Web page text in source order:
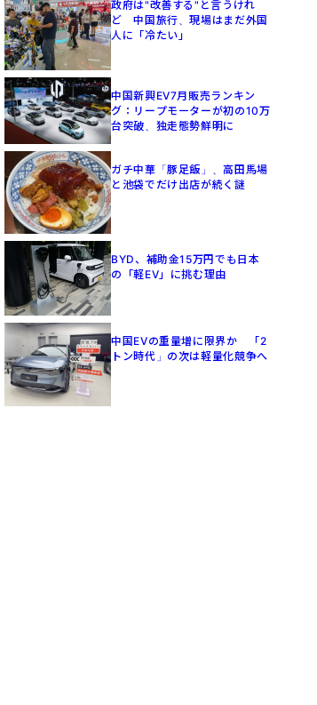
政府は"改善する"と言うけれ
ど 中国旅行、現場はまだ外国
人に「冷たい」
中国新興EV7月販売ランキン
グ：リープモーターが初の10万
台突破、独走態勢鮮明に
ガチ中華「豚足飯」、高田馬場
と池袋でだけ出店が続く謎
BYD、補助金15万円でも日本
の「軽EV」に挑む理由
中国EVの重量増に限界か 「2
トン時代」の次は軽量化競争へ